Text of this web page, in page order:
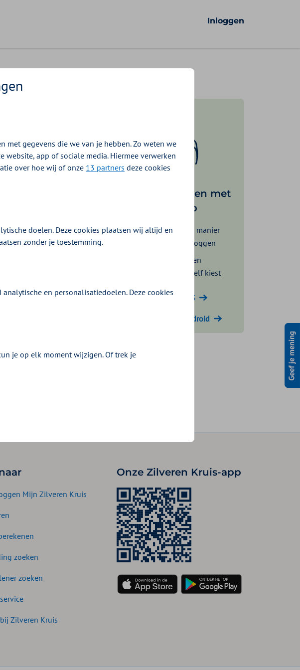
Inloggen
Fijner inloggen met
de DigiD app
De makkelijkste manier
om veilig in te loggen
Inloggen met een
pincode die je zelf kiest
Download voor iOS
Download voor Android
Mijn Zilveren Kruis
zoeken
zoeken
Zilveren Kruis
Onze Zilveren Kruis-app
met gegevens die we van je hebben. Zo weten we
app of sociale media. Hiermee verwerken
over hoe wij of onze 13 partners deze cookies
doelen. Deze cookies plaatsen wij altijd en
zonder je toestemming.
en personalisatiedoelen. Deze cookies
je op elk moment wijzigen. Of trek je